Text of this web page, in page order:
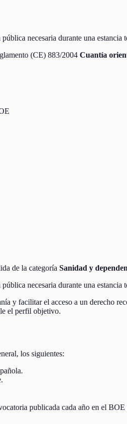
necesaria durante una
(CE) 883/2004 Cuantía
de la categoría Sanidad y
necesaria durante una
y facilitar el acceso a un derecho
el perfil objetivo.
los siguientes:
publicada cada año en el